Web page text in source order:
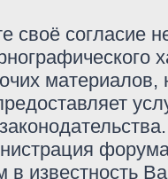
своё согласие
в известность